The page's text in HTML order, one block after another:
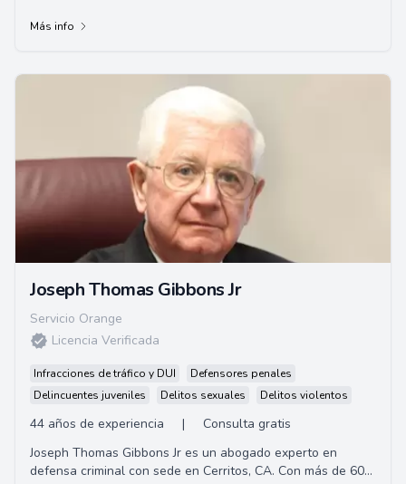
Más info
Joseph Thomas Gibbons Jr
Servicio Orange
Licencia Verificada
Infracciones de tráfico y DUI
Defensores penales
Delincuentes juveniles
Delitos sexuales Delitos violentos
44 años de experiencia |
Consulta gratis
Joseph Thomas Gibbons Jr es un abogado experto en
defensa criminal con sede en Cerritos, CA. Con más de 60